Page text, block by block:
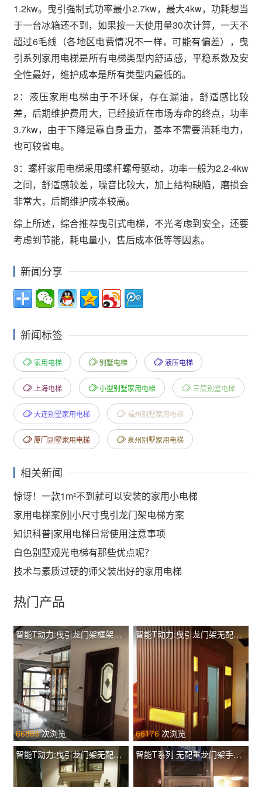
1.2kw。曳引强制式功率最小2.7kw，最大4kw，功耗想当
于一台冰箱还不到，如果按一天使用量30次计算，一天不
超过6毛线（各地区电费情况不一样，可能有偏差），曳
引系列家用电梯是所有电梯类型内舒适感，平稳系数及安
全性最好，维护成本是所有类型内最低的。
2：液压家用电梯由于不环保，存在漏油，舒适感比较
差，后期维护费用大，已经接近在市场寿命的终点，功率
3.7kw，由于下降是靠自身重力，基本不需要消耗电力，
也可较省电。
3：螺杆家用电梯采用螺杆螺母驱动，功率一般为2.2-4kw
之间，舒适感较差，噪音比较大，加上结构缺陷，磨损会
非常大，后期维护成本较高。
综上所述，综合推荐曳引式电梯，不光考虑到安全，还要
考虑到节能，耗电量小，售后成本低等等因素。
新闻分享
新闻标签
家用电梯 别墅电梯 液压电梯
上海电梯 小型别墅家用电梯 三层别墅电梯
大连别墅家用电梯 福州别墅家用电梯
厦门别墅家用电梯 泉州别墅家用电梯
相关新闻
惊讶！一款1m²不到就可以安装的家用小电梯
家用电梯案例|小尺寸曳引龙门架电梯方案
知识科普|家用电梯日常使用注意事项
白色别墅观光电梯有那些优点呢？
技术与素质过硬的师父装出好的家用电梯
热门产品
智能T动力:曳引龙门架框架观光有配重TIL-L T260
66863 次浏览
智能T动力:曳引龙门架无配重土建井道手动门 TIL-L T400
66176 次浏览
智能T动力:曳引龙门架无配重土建井道 TIL-L T320
智能T系列 无配重龙门架手动门 TIL-F T260